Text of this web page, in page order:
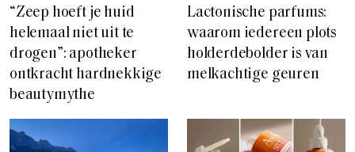
“Zeep hoeft je huid
helemaal niet uit te
drogen”: apotheker
ontkracht hardnekkige
beautymythe
Lactonische parfums:
waarom iedereen plots
holderdebolder is van
melkachtige geuren